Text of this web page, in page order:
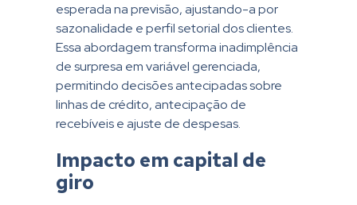
esperada na previsão, ajustando-a por
sazonalidade e perfil setorial dos clientes.
Essa abordagem transforma inadimplência
de surpresa em variável gerenciada,
permitindo decisões antecipadas sobre
linhas de crédito, antecipação de
recebíveis e ajuste de despesas.
Impacto em capital de
giro